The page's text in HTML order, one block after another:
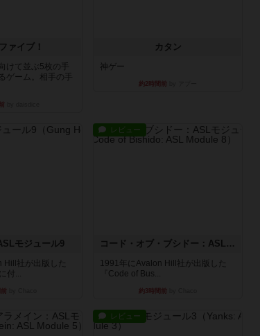
ァイブ！
けて並ぶ5枚の手
ゲーム。相手の手
カタン
神ゲー
約2時間前
モジュール9
Hill社が出版した
付...
レビュー
コード・オブ・ブシドー：ASLモジュール8
1991年にAvalon Hill社が出版した
『Code of Bus...
約3時間前
レビュー